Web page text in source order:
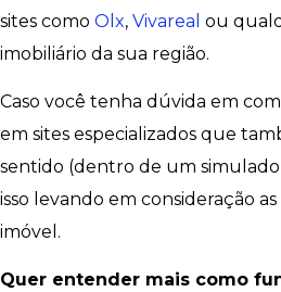
sites como Olx, Vivareal ou
imobiliário da sua região.
Caso você tenha dúvida em
em sites especializados que
sentido (dentro de um
isso levando em consideração
imóvel.
Quer entender mais como